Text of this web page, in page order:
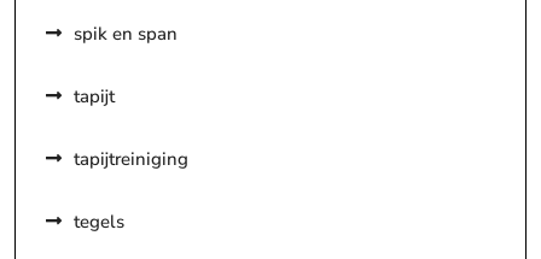
spik en span
tapijt
tapijtreiniging
tegels